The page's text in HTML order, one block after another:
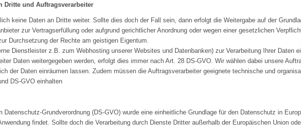
Dritte und Auftragsverarbeiter
keine Daten an Dritte weiter. Sollte dies doch der Fall sein, dann erfolgt die Weitergabe auf der
zur Vertragserfüllung oder aufgrund gerichtlicher Anordnung oder wegen einer gesetzlichen
Durchsetzung der Rechte am geistigen Eigentum.
Dienstleister z.B. zum Webhosting unserer Websites und Datenbanken) zur Verarbeitung Ihrer Daten
Daten weitergegeben werden, erfolgt dies immer nach Art. 28 DS-GVO. Wir wählen dabei unsere
der Daten einräumen lassen. Zudem müssen die Auftragsverarbeiter geeignete technische und
DS-GVO einhalten
Datenschutz-Grundverordnung (DS-GVO) wurde eine einheitliche Grundlage für den Datenschutz in
findet. Sollte doch die Verarbeitung durch Dienste Dritter außerhalb der Europäischen Union